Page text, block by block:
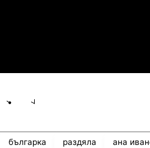
българка раздяла ана